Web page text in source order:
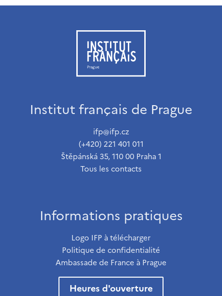
Institut français de Prague
ifp@ifp.cz
(+420) 221 401 011
Štěpánská 35, 110 00 Praha 1
Tous les contacts
Informations pratiques
Logo IFP à télécharger
Politique de confidentialité
Ambassade de France à Prague
Heures d'ouverture